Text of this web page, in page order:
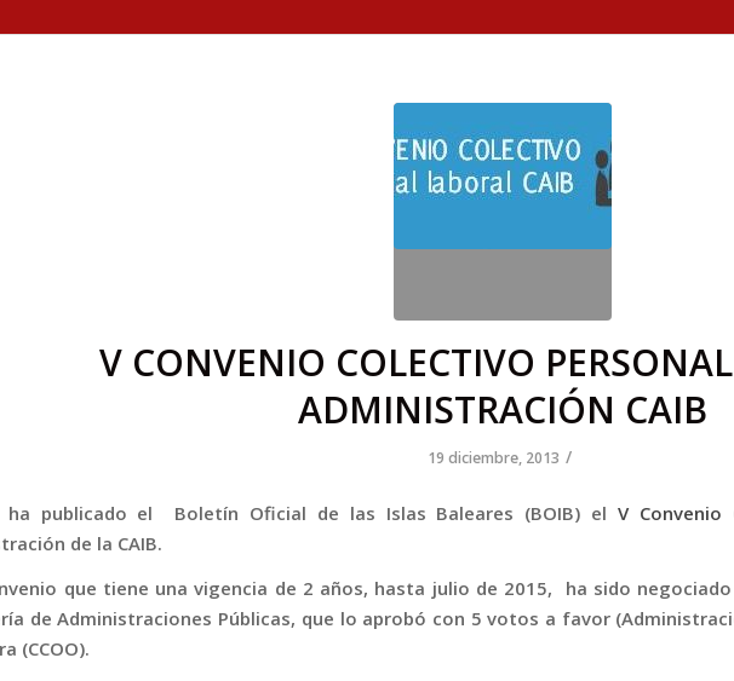
V CONVENIO COLECTIVO
ADMINISTRACIÓN CAIB
19 diciembre, 2013 /
ha publicado el Boletín Oficial de las Islas Baleares (BOIB) el V Convenio
de la CAIB.
que tiene una vigencia de 2 años, hasta julio de 2015, ha sido
de Administraciones Públicas, que lo aprobó con 5 votos a favor
(CCOO).